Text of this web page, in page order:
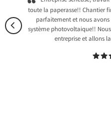
toute la paperasse!! Chantier
parfaitement et nous
système photovoltaique!!
entreprise et allons